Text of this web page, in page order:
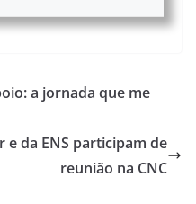
a jornada que me
e da ENS participam de
reunião na CNC